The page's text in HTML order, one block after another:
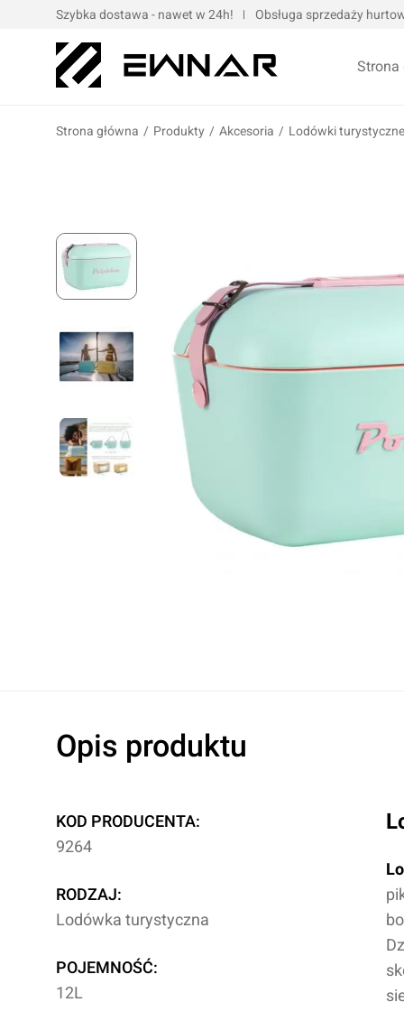
Szybka dostawa - nawet w 24h! Obsługa sprzedaży
Strona
Bity, nasadki, końcówki
Wulkanizacja
Kompresory i narzędzia pneumatyczne
Prasy oraz narzędzia hydrauliczne
Wózki i zestawy narzędziowe
Elektronarzędzia/elektrotechnika
Lampy warsztatowe
Noże
Pozostałe
Akcesoria do elektronarzędzi
Oleje
Oleje
Oleje do
Płyny
Strona główna / Produkty / Akcesoria / Lodówki turystyczne
Opis produktu
KOD PRODUCENTA:
9264
RODZAJ:
Lodówka turystyczna
POJEMNOŚĆ:
12L